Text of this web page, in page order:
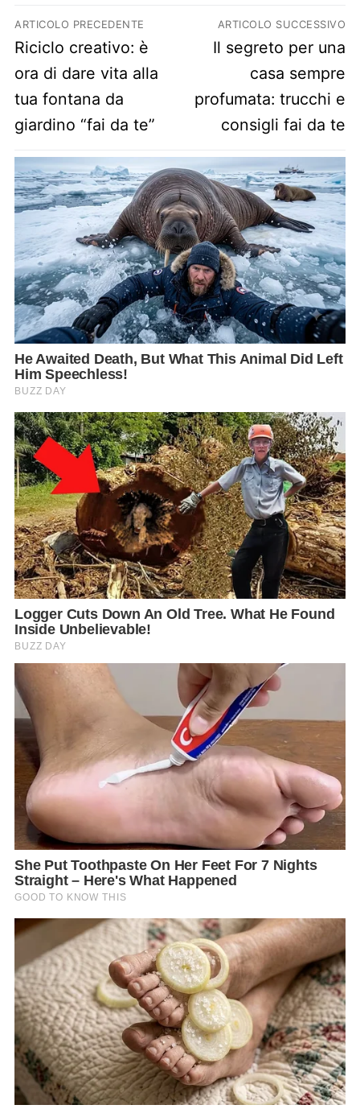
Navigazione articoli
ARTICOLO PRECEDENTE
Previous post:
Riciclo creativo: è
ora di dare vita alla
tua fontana da
giardino “fai da te”
ARTICOLO SUCCESSIVO
Next post:
Il segreto per una
casa sempre
profumata: trucchi e
consigli fai da te